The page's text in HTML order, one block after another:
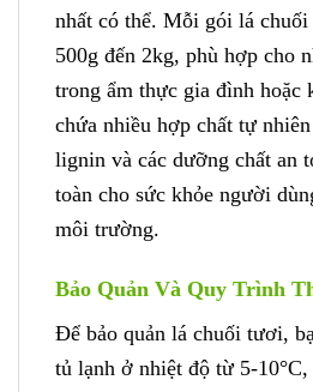
nhất có thể. Mỗi gói lá chuối
500g đến 2kg, phù hợp cho
trong ẩm thực gia đình hoặc
chứa nhiều hợp chất tự
lignin và các dưỡng chất an
toàn cho sức khỏe người
môi trường.
Bảo Quản Và Quy Trình
Để bảo quản lá chuối tươi,
tủ lạnh ở nhiệt độ từ 5-10°C,